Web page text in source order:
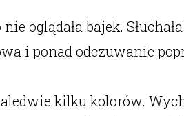
oglądała bajek.
i ponad odczuwanie
kilku kolorów.